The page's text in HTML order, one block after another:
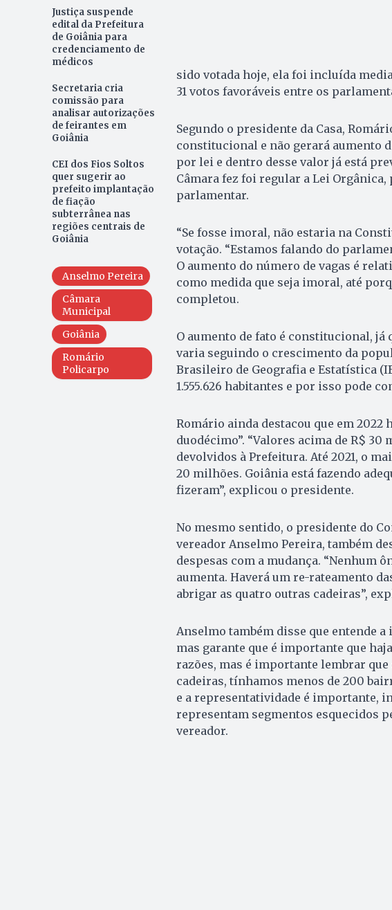
Justiça suspende
edital da Prefeitura
de Goiânia para
credenciamento de
médicos
Secretaria cria
comissão para
analisar autorizações
de feirantes em
Goiânia
CEI dos Fios Soltos
quer sugerir ao
prefeito implantação
de fiação
subterrânea nas
regiões centrais de
Goiânia
Anselmo Pereira
Câmara
Municipal
Goiânia
Romário
Policarpo
sido votada hoje, ela foi incluída
31 votos favoráveis entre os
Segundo o presidente da Casa,
constitucional e não gerará aumento
por lei e dentro desse valor já está
Câmara fez foi regular a Lei
parlamentar.
“Se fosse imoral, não estaria na
votação. “Estamos falando do
O aumento do número de vagas é
como medida que seja imoral, até
completou.
O aumento de fato é constitucional, já
varia seguindo o crescimento da
Brasileiro de Geografia e Estatística
1.555.626 habitantes e por isso pode
Romário ainda destacou que em
duodécimo”. “Valores acima de R$
devolvidos à Prefeitura. Até 2021, o
20 milhões. Goiânia está fazendo
fizeram”, explicou o presidente.
No mesmo sentido, o presidente do
vereador Anselmo Pereira, também
despesas com a mudança. “Nenhum
aumenta. Haverá um re-rateamento
abrigar as quatro outras cadeiras”,
Anselmo também disse que entende
mas garante que é importante que
razões, mas é importante lembrar
cadeiras, tínhamos menos de 200
e a representatividade é importante,
representam segmentos esquecidos
vereador.